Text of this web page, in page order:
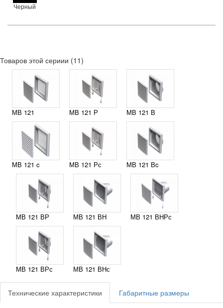
Черный
Товаров этой сериии (11)
МВ 121
МВ 121 c
МВ 121 Р
МВ 121 Рс
МВ 121 В
МВ 121 Вc
МВ 121 ВР
МВ 121 ВРс
МВ 121 ВН
МВ 121 ВНс
МВ 121 ВНРс
Технические характеристики Габаритные размеры